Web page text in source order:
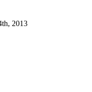
2013